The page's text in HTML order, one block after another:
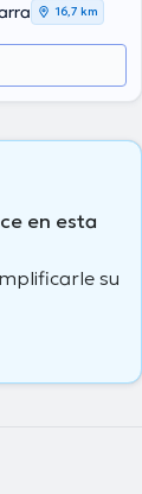
16,7 km
en esta
su